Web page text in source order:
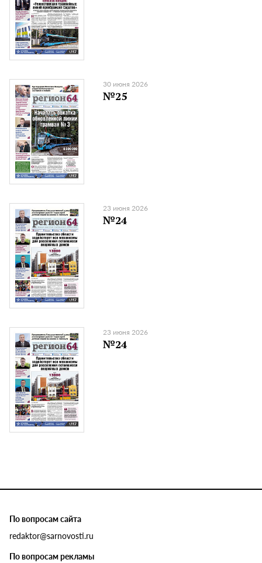
30 июня 2026
№25
23 июня 2026
№24
23 июня 2026
№24
По вопросам сайта
redaktor@sarnovosti.ru
По вопросам рекламы